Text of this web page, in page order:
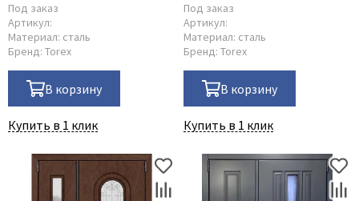
Под заказ
Артикул:
Материал: сталь
Бренд: Torex
В корзину
Купить в 1 клик
Под заказ
Артикул:
Материал: сталь
Бренд: Torex
В корзину
Купить в 1 клик